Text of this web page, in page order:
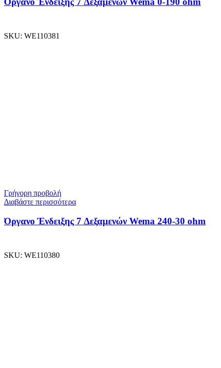
SKU: WE110381
Γρήγορη προβολή
Διαβάστε περισσότερα
Όργανο Ένδειξης 7 Δεξαμενών Wema 240-30 ohm
SKU: WE110380